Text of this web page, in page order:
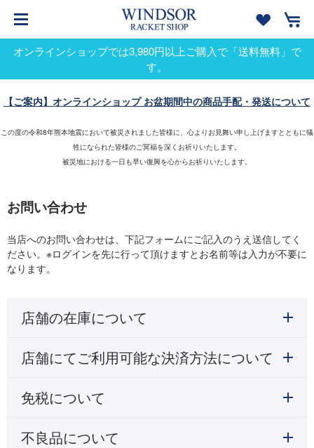
オンラインショップでは3,980円以上ご購入で「送料無料」で
す。
【ご案内】オンラインショップ お盆期間中の商品手配・発送について
この度の令和8年熊本地震において被災されました皆様に、心よりお見舞い申し上げますとともに犠
牲になられた皆様のご冥福を深くお祈りいたします。
被災地における一日も早い復興を心からお祈りいたします。
お問い合わせ
当店へのお問い合わせは、下記フォームにご記入のうえ送信してく
ださい。※ログインを先に行って頂けますとお名前等は入力が不要に
なります。
店舗の在庫について
店舗にてご利用可能な決済方法について
免税について
不良品について